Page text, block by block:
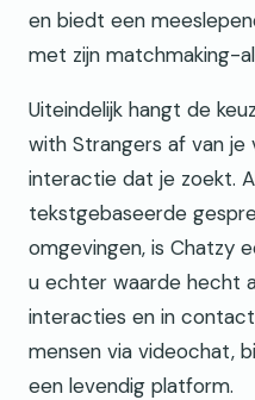
en biedt een
met zijn matchmaking-
Uiteindelijk hangt de
with Strangers af van
interactie dat je zoekt.
tekstgebaseerde
omgevingen, is Chatzy
u echter waarde hecht
interacties en in
mensen via videochat,
een levendig platform.